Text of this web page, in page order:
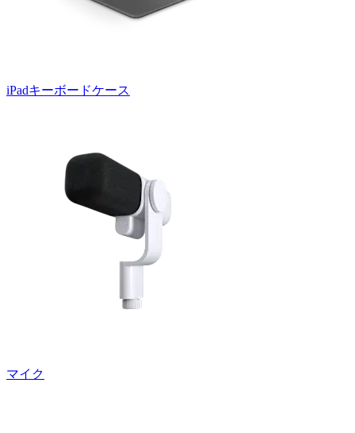
iPadキーボードケース
マイク